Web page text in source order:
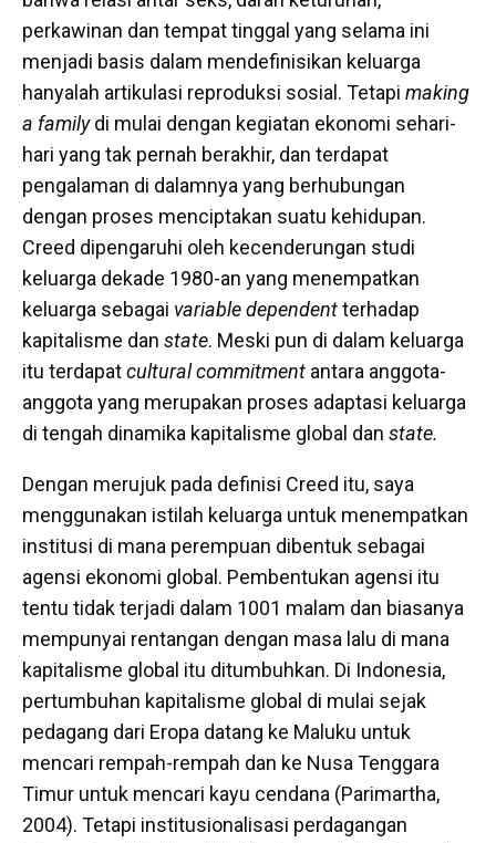
perkawinan dan tempat tinggal yang selama ini
menjadi basis dalam mendefinisikan keluarga
hanyalah artikulasi reproduksi sosial. Tetapi making
a familydi mulai dengan kegiatan ekonomi sehari-
hari yang tak pernah berakhir, dan terdapat
pengalaman di dalamnya yang berhubungan
dengan proses menciptakan suatu kehidupan.
Creed dipengaruhi oleh kecenderungan studi
keluarga dekade 1980-an yang menempatkan
keluarga sebagai variable dependentterhadap
kapitalisme dan state. Meski pun di dalam keluarga
itu terdapatcultural commitment antara anggota-
anggota yang merupakan proses adaptasi keluarga
di tengah dinamika kapitalisme global dan state.
Dengan merujuk pada definisi Creed itu, saya
menggunakan istilah keluarga untuk menempatkan
institusi di mana perempuan dibentuk sebagai
agensi ekonomi global. Pembentukan agensi itu
tentu tidak terjadi dalam 1001 malam dan biasanya
mempunyai rentangan dengan masa lalu di mana
kapitalisme global itu ditumbuhkan. Di Indonesia,
pertumbuhan kapitalisme global di mulai sejak
pedagang dari Eropa datang ke Maluku untuk
mencari rempah-rempah dan ke Nusa Tenggara
Timur untuk mencari kayu cendana (Parimartha,
2004). Tetapi institusionalisasi perdagangan